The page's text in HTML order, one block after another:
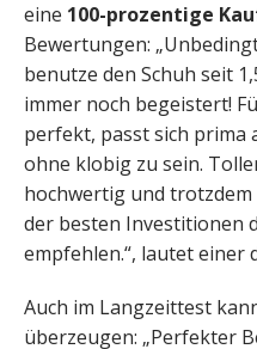
eine 100-prozentige
Bewertungen:
benutze den Schuh seit
immer noch begeistert!
perfekt, passt sich prima
ohne klobig zu sein.
hochwertig und trotzdem
der besten Investitionen
empfehlen.“, lautet einer
Auch im Langzeittest
überzeugen: „Perfekter